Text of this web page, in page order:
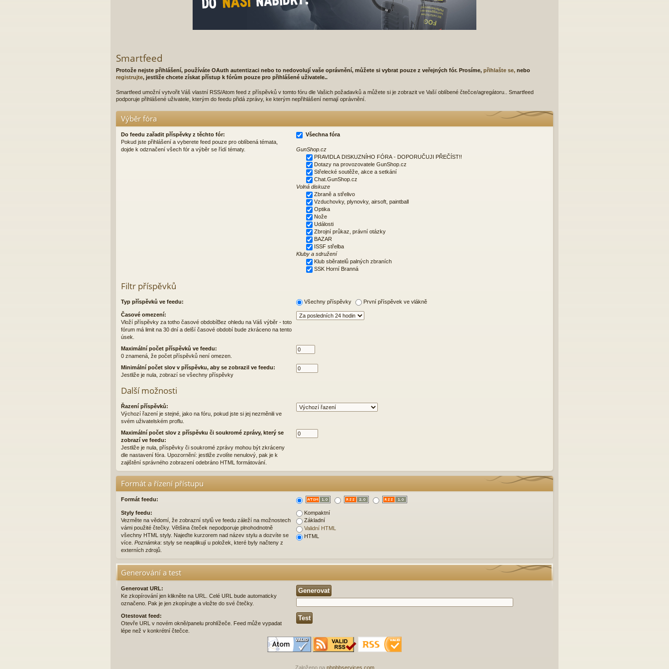
Smartfeed
Protože nejste přihlášení, používáte OAuth autentizaci nebo to nedovolují vaše oprávnění, můžete si vybrat pouze z veřejných fór. Prosíme, přihlašte se, nebo
registrujte, jestliže chcete získat přístup k fórům pouze pro přihlášené uživatele..
Smartfeed umožní vytvořit Váš vlastní RSS/Atom feed z příspěvků v tomto fóru dle Vašich požadavků a můžete si je zobrazit ve Vaší oblíbené čtečce/agregátoru.. Smartfeed
podporuje přihlášené uživatele, kterým do feedu přidá zprávy, ke kterým nepřihlášení nemají oprávnění.
Výběr fóra
Do feedu zařadit příspěvky z těchto fór:
Pokud jste přihlášení a vyberete feed pouze pro oblíbená témata,
dojde k odznačení všech fór a výběr se řídí tématy.
Všechna fóra
GunShop.cz
PRAVIDLA DISKUZNÍHO FÓRA - DOPORUČUJI PŘEČÍST!!
Dotazy na provozovatele GunShop.cz
Střelecké soutěže, akce a setkání
Chat.GunShop.cz
Volná diskuze
Zbraně a střelivo
Vzduchovky, plynovky, airsoft, paintball
Optika
Nože
Události
Zbrojní průkaz, právní otázky
BAZAR
ISSF střelba
Kluby a sdružení
Klub sběratelů palných zbraních
SSK Horní Branná
Filtr příspěvků
Typ příspěvků ve feedu: Všechny příspěvky První příspěvek ve vlákně
Časové omezení:
Vloží příspěvky za totho časové obdobíBez ohledu na Váš výběr - toto
fórum má limit na 30 dní a delší časové období bude zkráceno na tento
úsek.
Maximální počet příspěvků ve feedu:
0 znamená, že počet příspěvků není omezen.
Minimální počet slov v příspěvku, aby se zobrazil ve feedu:
Jestliže je nula, zobrazí se všechny příspěvky
Další možnosti
Řazení příspěvků:
Výchozí řazení je stejné, jako na fóru, pokud jste si jej nezměnili ve
svém uživatelském proflu.
Maximální počet slov z příspěvku či soukromé zprávy, který se
zobrazí ve feedu:
Jestliže je nula, příspěvky či soukromé zprávy mohou být zkráceny
dle nastavení fóra. Upozornění: jestliže zvolíte nenulový, pak je k
zajištění správného zobrazení odebráno HTML formátování.
Formát a řízení přístupu
Formát feedu:
Styly feedu:
Vezměte na vědomí, že zobrazní stylů ve feedu záleží na možnostech
vámi použité čtečky. Většina čteček nepodporuje plnohodnotně
všechny HTML styly. Najeďte kurzorem nad název stylu a dozvíte se
více. Poznámka: styly se neaplikují u položek, které byly načteny z
externích zdrojů.
Kompaktní
Základní
Validní HTML
HTML
Generování a test
Generovat URL:
Ke zkopírování jen klikněte na URL. Celé URL bude automaticky
označeno. Pak je jen zkopírujte a vložte do své čtečky.
Otestovat feed:
Otevře URL v novém okně/panelu prohlížeče. Feed může vypadat
lépe než v konkrétní čtečce.
Založeno na phpbbservices.com